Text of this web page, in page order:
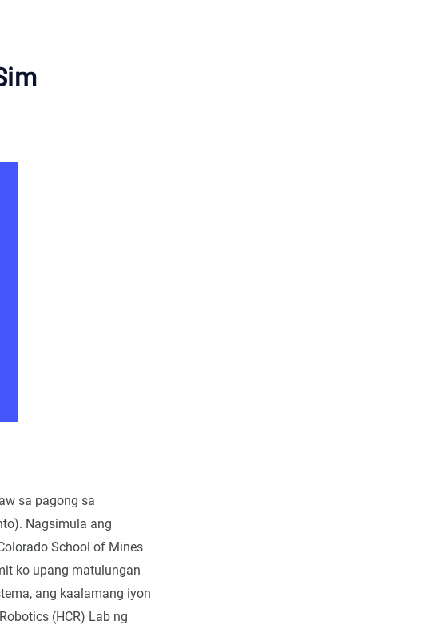
sa pagong sa
Nagsimula ang
School of Mines
ko upang matulungan
ang kaalamang iyon
(HCR) Lab ng